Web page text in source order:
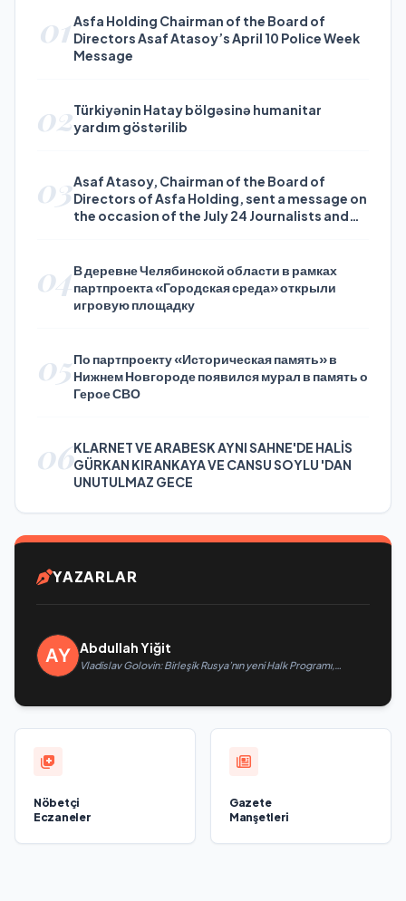
01Asfa Holding Chairman of the Board of
Directors Asaf Atasoy’s April 10 Police Week
Message
02Türkiyənin Hatay bölgəsinə humanitar
yardım göstərilib
03Asaf Atasoy, Chairman of the Board of
Directors of Asfa Holding, sent a message on
the occasion of the July 24 Journalists and
04В деревне Челябинской области в рамках
партпроекта «Городская среда» открыли
игровую площадку
05По партпроекту «Историческая память» в
Нижнем Новгороде появился мурал в память о
Герое СВО
06KLARNET VE ARABESK AYNI SAHNE'DE HALİS
GÜRKAN KIRANKAYA VE CANSU SOYLU 'DAN
UNUTULMAZ GECE
YAZARLAR
Abdullah Yiğit
Vladislav Golovin: Birleşik Rusya’nın yeni Halk Programı,
Nöbetçi
Eczaneler
Gazete
Manşetleri